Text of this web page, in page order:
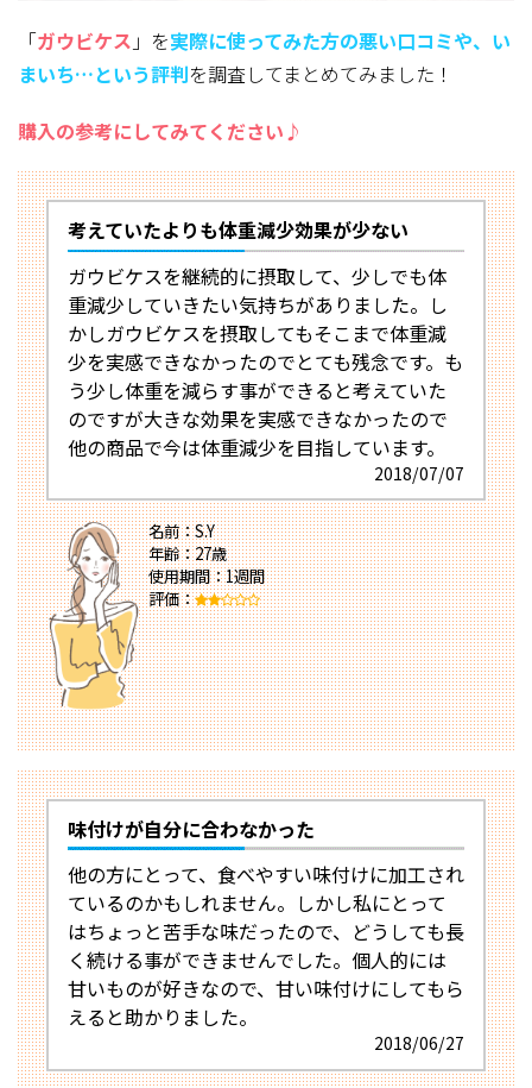
「ガウビケス 」を実際に使ってみた方の悪い口コミや、い
まいち…という評判を調査してまとめてみました！
購入の参考にしてみてください♪
考えていたよりも体重減少効果が少ない
ガウビケスを継続的に摂取して、少しでも体
重減少していきたい気持ちがありました。し
かしガウビケスを摂取してもそこまで体重減
少を実感できなかったのでとても残念です。も
う少し体重を減らす事ができると考えていた
のですが大きな効果を実感できなかったので
他の商品で今は体重減少を目指しています。
2018/07/07
名前：S.Y
年齢：27歳
使用期間：1週間
評価：
味付けが自分に合わなかった
他の方にとって、食べやすい味付けに加工され
ているのかもしれません。しかし私にとって
はちょっと苦手な味だったので、どうしても長
く続ける事ができませんでした。個人的には
甘いものが好きなので、甘い味付けにしてもら
えると助かりました。
2018/06/27